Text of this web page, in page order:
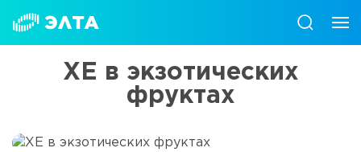
ХЕ в экзотических
фруктах